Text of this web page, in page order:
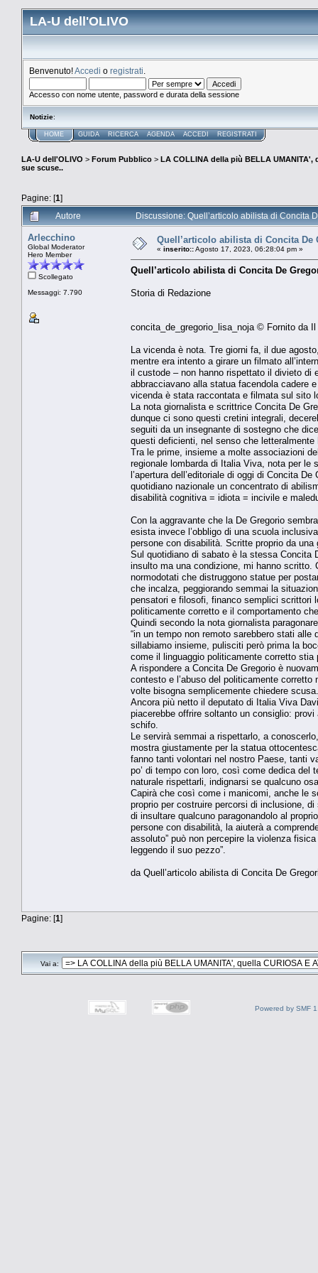
LA-U dell'OLIVO
Benvenuto!Accedi o registrati
Accesso con nome utente, password e durata della sessione
Notizie:
HOME GUIDA RICERCA AGENDA ACCEDI REGISTRATI
LA-U dell'OLIVO > Forum Pubblico > LA COLLINA della più BELLA UMANITA',
sue scuse..
Pagine: [1]
Autore
Discussione: Quell’articolo abilista di Concita
Arlecchino
Global Moderator
Hero Member
Scollegato
Messaggi: 7.790
Quell’articolo abilista di Concita
« inserito::Agosto 17, 2023, 06:28:04 pm »
Quell’articolo abilista di Concita De
Storia di Redazione
concita_de_gregorio_lisa_noja © Fornito da
La vicenda è nota. Tre giorni fa, il due
mentre era intento a girare un filmato
il custode – non hanno rispettato il divieto di
abbracciavano alla statua facendola cadere
vicenda è stata raccontata e filmata sul sito
La nota giornalista e scrittrice Concita De
dunque ci sono questi cretini integrali,
seguiti da un insegnante di sostegno che
questi deficienti, nel senso che letteralmente
Tra le prime, insieme a molte associazioni
regionale lombarda di Italia Viva, nota per le
l’apertura dell’editoriale di oggi di Concita
quotidiano nazionale un concentrato di
disabilità cognitiva = idiota = incivile e
Con la aggravante che la De Gregorio
esista invece l’obbligo di una scuola
persone con disabilità. Scritte proprio da
Sul quotidiano di sabato è la stessa Concita
insulto ma una condizione, mi hanno scritto.
normodotati che distruggono statue per
che incalza, peggiorando semmai la
pensatori e filosofi, financo semplici scrittori
politicamente corretto e il comportamento
Quindi secondo la nota giornalista
“in un tempo non remoto sarebbero stati
sillabiamo insieme, pulisciti però prima la
come il linguaggio politicamente corretto
A rispondere a Concita De Gregorio è
contesto e l’abuso del politicamente
volte bisogna semplicemente chiedere
Ancora più netto il deputato di Italia Viva
piacerebbe offrire soltanto un consiglio:
schifo.
Le servirà semmai a rispettarlo, a
mostra giustamente per la statua
fanno tanti volontari nel nostro Paese, tanti
po’ di tempo con loro, così come dedica del
naturale rispettarli, indignarsi se qualcuno
Capirà che così come i manicomi, anche le
proprio per costruire percorsi di inclusione,
di insultare qualcuno paragonandolo al
persone con disabilità, la aiuterà a
assoluto” può non percepire la violenza
leggendo il suo pezzo”.
da Quell’articolo abilista di Concita De
Pagine: [1]
Vai a:
Powered by SMF